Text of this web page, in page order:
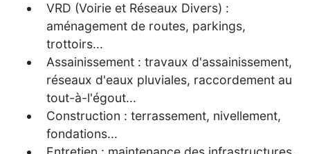
VRD (Voirie et Réseaux Divers) :
aménagement de routes, parkings,
trottoirs...
Assainissement : travaux d'assainissement,
réseaux d'eaux pluviales, raccordement au
tout-à-l'égout...
Construction : terrassement, nivellement,
fondations...